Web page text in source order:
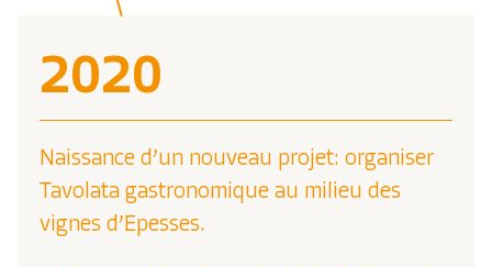
2020
Naissance d’un nouveau projet: organiser
Tavolata gastronomique au milieu des
vignes d’Epesses.